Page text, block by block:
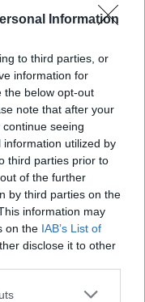
Information
to third parties, or
information for
the below opt-out
note that after your
seeing
utilized by
third parties prior to
of the further
by third parties on the
information may
on the IAB’s List of
disclose it to other
in
la